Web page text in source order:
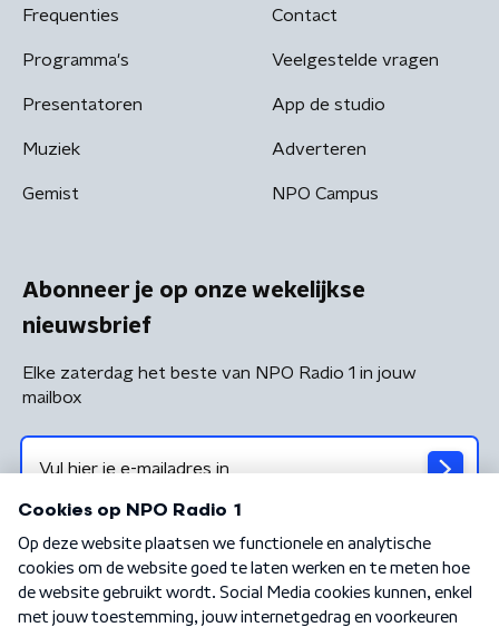
Frequenties
Programma's
Presentatoren
Muziek
Gemist
Contact
Veelgestelde vragen
App de studio
Adverteren
NPO Campus
Abonneer je op onze wekelijkse
nieuwsbrief
Elke zaterdag het beste van NPO Radio 1 in jouw
mailbox
Algemene voorwaarden